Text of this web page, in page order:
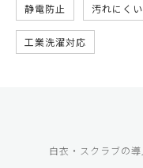
静電防止 汚れにくい
工業洗濯対応
白衣・スクラブの